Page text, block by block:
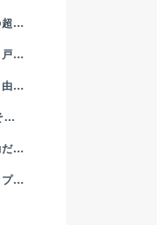
超...
戸...
由...
...
...
プ...